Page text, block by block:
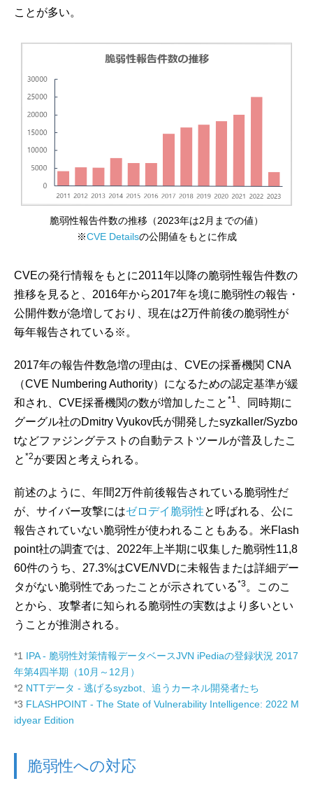
ことが多い。
脆弱性報告件数の推移（2023年は2月までの値）
※CVE Detailsの公開値をもとに作成
CVEの発行情報をもとに2011年以降の脆弱性報告件数の
推移を見ると、2016年から2017年を境に脆弱性の報告・
公開件数が急増しており、現在は2万件前後の脆弱性が
毎年報告されている※。
2017年の報告件数急増の理由は、CVEの採番機関 CNA
（CVE Numbering Authority）になるための認定基準が緩
和され、CVE採番機関の数が増加したこと *1
、同時期に
グーグル社のDmitry Vyukov氏が開発したsyzkaller/Syzbo
tなどファジングテストの自動テストツールが普及したこ
と *2が要因と考えられる。
前述のように、年間2万件前後報告されている脆弱性だ
が、サイバー攻撃にはゼロデイ脆弱性と呼ばれる、公に
報告されていない脆弱性が使われることもある。米Flash
point社の調査では、2022年上半期に収集した脆弱性11,8
60件のうち、27.3%はCVE/NVDに未報告または詳細デー
タがない脆弱性であったことが示されている*3。このこ
とから、攻撃者に知られる脆弱性の実数はより多いとい
うことが推測される。
*1 IPA - 脆弱性対策情報データベースJVN iPediaの登録状況 2017
年第4四半期（10月～12月）
*2 NTTデータ - 逃げるsyzbot、追うカーネル開発者たち
*3 FLASHPOINT - The State of Vulnerability Intelligence: 2022 M
idyear Edition
脆弱性への対応